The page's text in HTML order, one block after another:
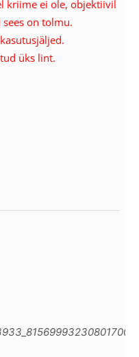
kriime ei ole, objektiivil
on tolmu.
üks lint.